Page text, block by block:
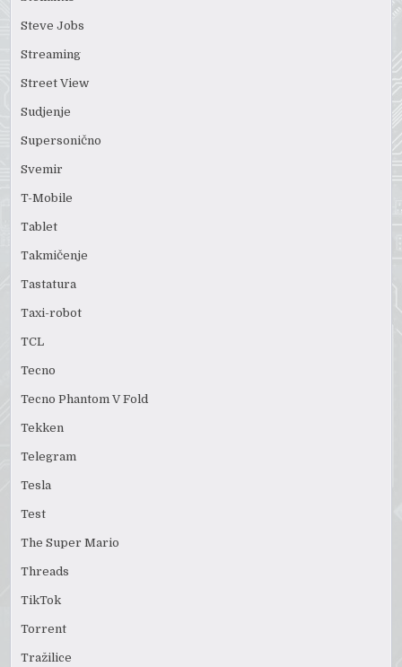
Steve Jobs
Streaming
Street View
Sudjenje
Supersonično
Svemir
T-Mobile
Tablet
Takmičenje
Tastatura
Taxi-robot
TCL
Tecno
Tecno Phantom V Fold
Tekken
Telegram
Tesla
Test
The Super Mario
Threads
TikTok
Torrent
Tražilice